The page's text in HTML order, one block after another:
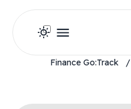
/
Finance Go:Track